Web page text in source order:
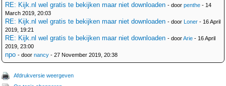
RE: Kijk.nl wel gratis te bekijken maar niet downloaden - door penthe - 14
March 2019, 20:03
RE: Kijk.nl wel gratis te bekijken maar niet downloaden - door Loner - 16 April
2019, 19:21
RE: Kijk.nl wel gratis te bekijken maar niet downloaden - doorArie - 16 April
2019, 23:00
npo - door nancy - 27 November 2019, 20:38
Afdrukversie weergeven